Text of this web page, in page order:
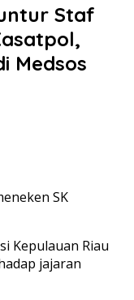
Staf
Medsos
SK
Kepulauan Riau
jajaran